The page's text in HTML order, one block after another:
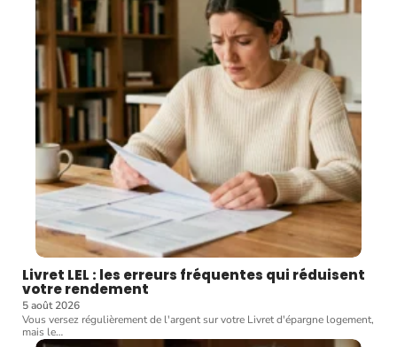
Livret LEL : les erreurs fréquentes qui réduisent
votre rendement
5 août 2026
Vous versez régulièrement de l'argent sur votre Livret d'épargne logement,
mais le…